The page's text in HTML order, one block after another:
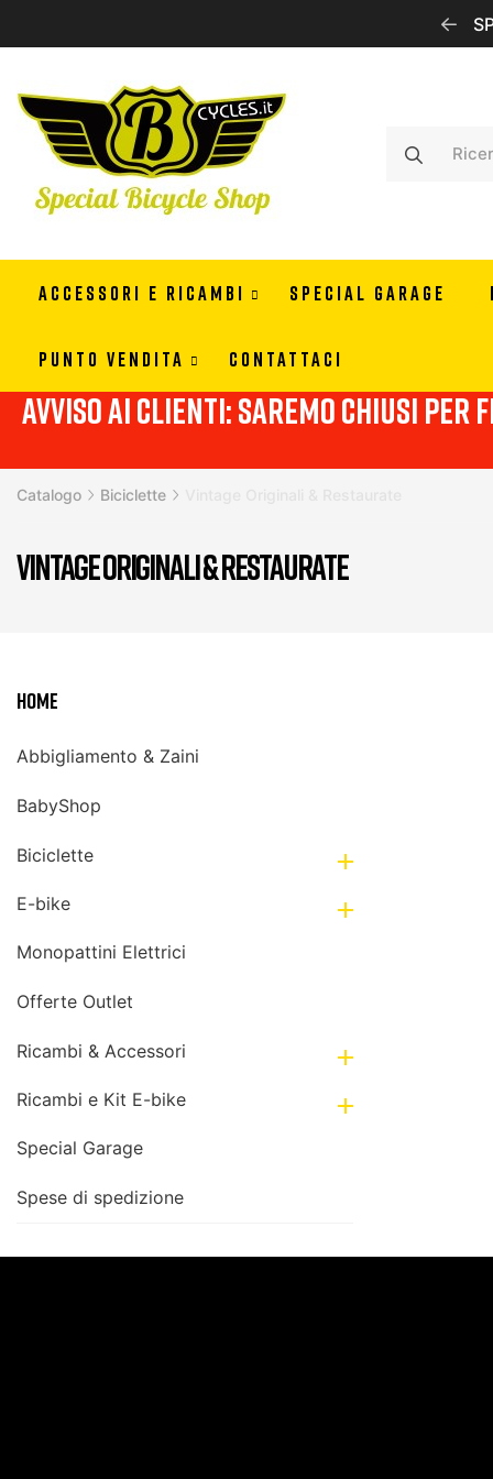
ACCESSORI E RICAMBI SPECIAL GARAGE
PUNTO VENDITA CONTATTACI
Avviso ai clienti: Saremo chiusi
Catalogo Biciclette
VINTAGE ORIGINALI & RESTAURATE
Home
Abbigliamento & Zaini
BabyShop
Biciclette 
E-bike 
Monopattini Elettrici
Offerte Outlet
Ricambi & Accessori 
Ricambi e Kit E-bike 
Special Garage
Spese di spedizione